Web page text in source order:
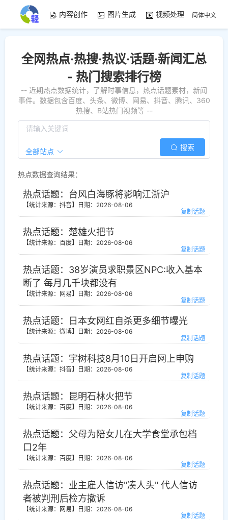
内容创作 图片生成 视频处理 资源素
简体中文
全网热点·热搜·热议·话题·新闻汇总
- 热门搜索排行榜
-- 近期热点数据统计，了解时事信息，热点话题素材，新闻
事件。数据包含百度、头条、微博、网易、抖音、腾讯、360
热搜、B站热门视频等 --
全部站点 搜索
热点数据查询结果：
热点话题：台风白海豚将影响江浙沪
复制话题
【统计来源：抖音】 日期：2026-08-06
热点话题：楚雄火把节
复制话题
【统计来源：百度】 日期：2026-08-06
热点话题：38岁演员求职景区NPC:收入基本
断了 每月几千块都没有
复制话题
【统计来源：网易】 日期：2026-08-06
热点话题：日本女网红自杀更多细节曝光
复制话题
【统计来源：微博】 日期：2026-08-06
热点话题：宇树科技8月10日开启网上申购
复制话题
【统计来源：抖音】 日期：2026-08-06
热点话题：昆明石林火把节
复制话题
【统计来源：百度】 日期：2026-08-06
热点话题：父母为陪女儿在大学食堂承包档
口2年
复制话题
【统计来源：百度】 日期：2026-08-06
热点话题：业主雇人信访"凑人头" 代人信访
者被判刑后检方撤诉
复制话题
【统计来源：网易】 日期：2026-08-06